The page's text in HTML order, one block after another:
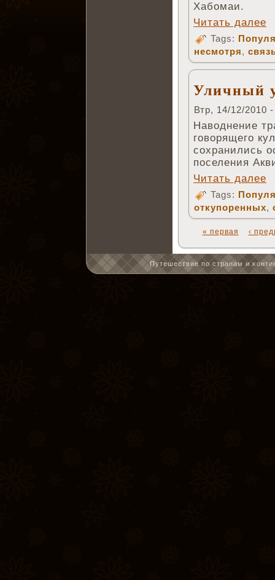
Хабомаи.
Читать далее
Tags:
несмотря,
Уличный
Втр, 14/12/2010
Наводнение
говорящего
сохранились
поселения
Читать далее
Tags:
откупоренных,
« первая ‹
Путешествие по странам и